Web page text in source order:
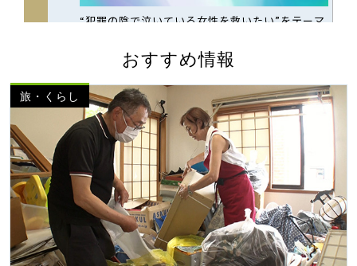
おすすめ情報
旅・くらし